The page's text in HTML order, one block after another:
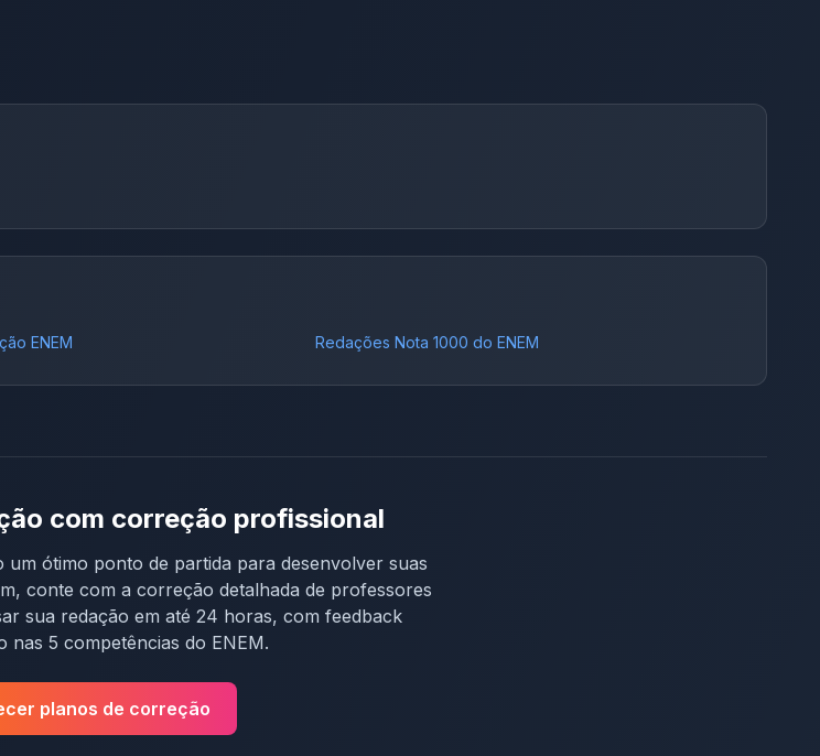
ENEM Redações Nota 1000 do ENEM
com correção profissional
um ótimo ponto de partida para desenvolver suas
conte com a correção detalhada de professores
sua redação em até 24 horas, com feedback
nas 5 competências do ENEM.
planos de correção